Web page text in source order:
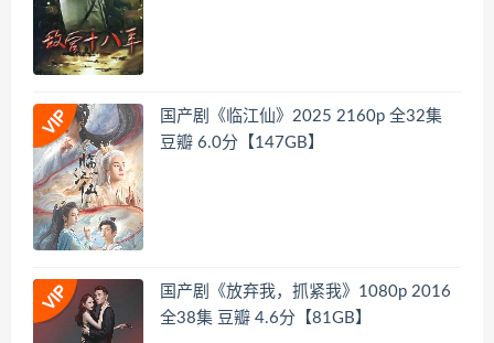
国产剧《临江仙》2025 2160p 全32集
豆瓣 6.0分【147GB】
国产剧《放弃我，抓紧我》1080p 2016
全38集 豆瓣 4.6分【81GB】